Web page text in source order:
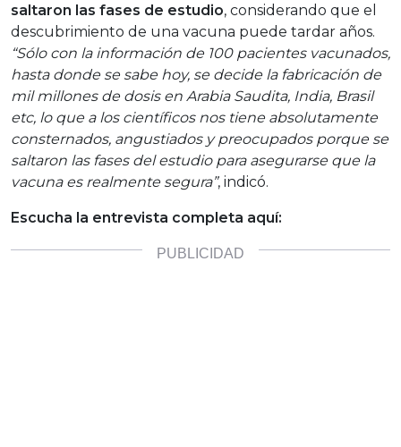
saltaron las fases de estudio, considerando que el
descubrimiento de una vacuna puede tardar años.
“Sólo con la información de 100 pacientes vacunados,
hasta donde se sabe hoy, se decide la fabricación de
mil millones de dosis en Arabia Saudita, India, Brasil
etc, lo que a los científicos nos tiene absolutamente
consternados, angustiados y preocupados porque se
saltaron las fases del estudio para asegurarse que la
vacuna es realmente segura”, indicó.
Escucha la entrevista completa aquí: